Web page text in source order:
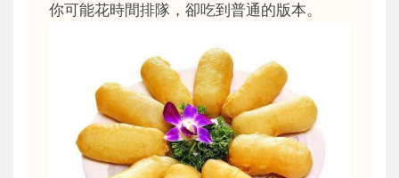
你可能花時間排隊，卻吃到普通的版本。